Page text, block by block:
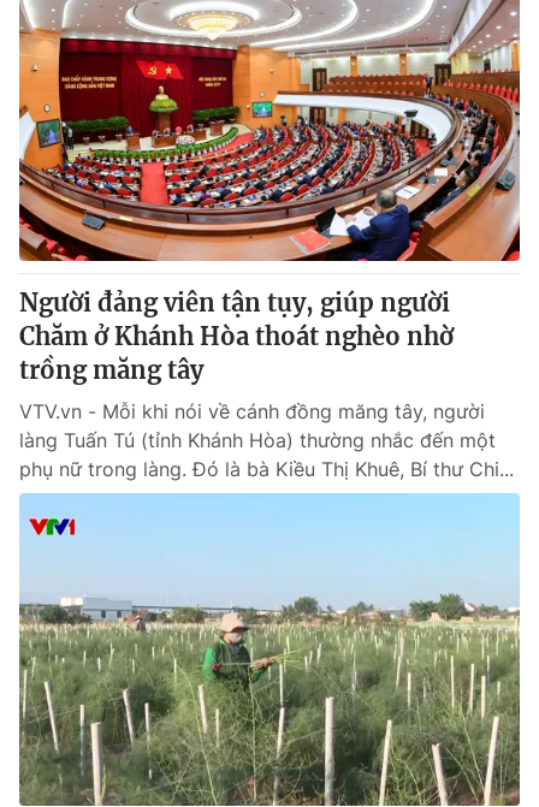
VTV Money VTV Thể thao
VTV Sức khoẻ Bất động sản
Thị trường 24h Tấm lòng Việt
VTV4 Vươn mình bằng AI
VTV9 VTV8
Liên hệ tòa soạn
THỜI BÁO VTV
Theo dõi báo trên
Cơ quan chủ quản:Đài Truyền hình Việt Nam
Cơ quan báo chí:Thời báo VTV
Giấy phép hoạt động báo in và báo điện tử số 483/GP-BTTTT
cấp ngày 29/12/2023
Tổng Biên tập:Vũ Thanh Thủy
Người đảng viên tận tụy, giúp người
Chăm ở Khánh Hòa thoát nghèo nhờ
trồng măng tây
VTV.vn - Mỗi khi nói về cánh đồng măng tây, người
làng Tuấn Tú (tỉnh Khánh Hòa) thường nhắc đến một
phụ nữ trong làng. Đó là bà Kiều Thị Khuê, Bí thư Chi...